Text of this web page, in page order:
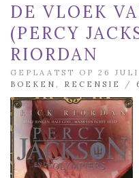
DE VLOEK
(PERCY
RIORDAN
GEPLAATST OP 26
BOEKEN
RECENSIE /